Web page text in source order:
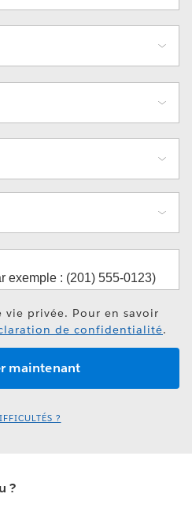
vie privée. Pour en savoir
de confidentialité.
?
?